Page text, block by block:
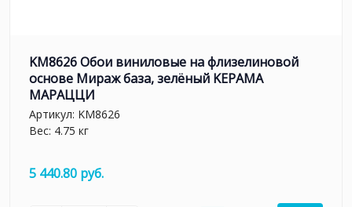
KM8626 Обои виниловые на флизелиновой
основе Мираж база, зелёный KЕРАМА
МАРАЦЦИ
Артикул: KM8626
Вес: 4.75 кг
5 440.80 руб.